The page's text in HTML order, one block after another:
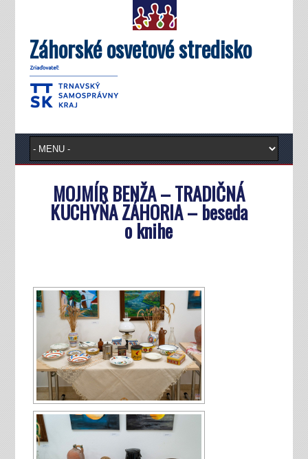
Záhorské osvetové stredisko
MOJMÍR BENŽA – TRADIČNÁ
KUCHYŇA ZÁHORIA – beseda
o knihe